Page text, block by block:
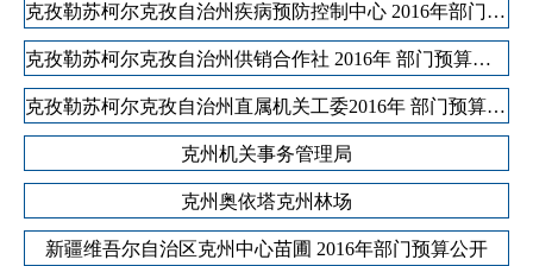
克孜勒苏柯尔克孜自治州疾病预防控制中心 2016年部门预算公开
克孜勒苏柯尔克孜自治州供销合作社 2016年 部门预算公开
克孜勒苏柯尔克孜自治州直属机关工委2016年 部门预算公开
克州机关事务管理局
克州奥依塔克州林场
新疆维吾尔自治区克州中心苗圃 2016年部门预算公开